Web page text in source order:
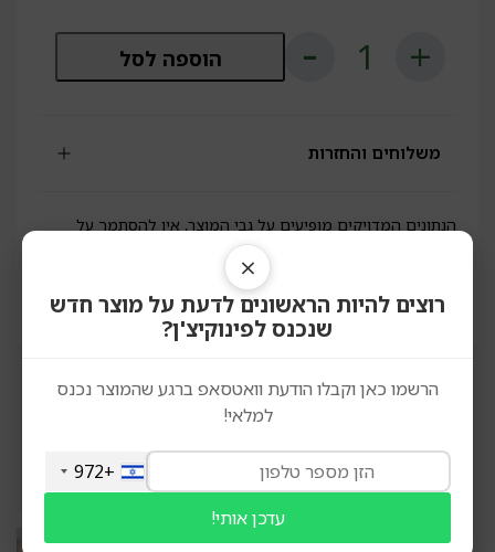
כמות
מגולגלות
הוספה לסל
משלוחים והחזרות
הנתונים המדויקים מופיעים על גבי המוצר, אין להסתמך על
הפירוט המופיע באתר, יתכנו טעויות או אי התאמות, יש לקרוא את
המופיע על גבי אריזת המוצר לפני השימוש. התמונות והתאריכים
המופיעים הינם להמחשה בלבד ואין להסתמך עליהם.
מוצרים דומים
רוצים להיות הראשונים לדעת על מוצר חדש
שנכנס לפינוקיצ'ן?
×
הרשמו כאן וקבלו הודעת וואטסאפ ברגע שהמוצר נכנס
למלאי!
+972
עדכן אותי!